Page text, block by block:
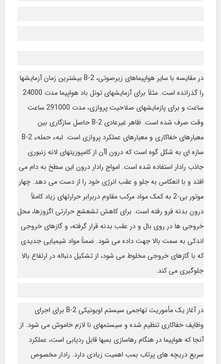
در مقایسه با سایر هواپیماهای زیرصوتی، B-2 بیشترین زمان آزمایشها
را گذرانده است. مثلاً برای آزمایشهای تونل باد هواپیما مدت 24000
ساعت و برای پازمایشهای صلاحیت پروازی، مدت 291000 ساعت
وقت صرف شده است. ظاهر غیرعادی B-2 حاصل سازگاری بین
معیارهای خفاکاری و معیارهای عملکرد پروازی است. لبهء حملهء B-2
سازه ای به شکل گوه است که درون |آن از کامپوزیتهای لانه زنبوری
جاذب رادار استفاده شده است. امواج رادار درون این سطخ به دام می
افتد و با انعکاس به جلو و عقب انرژی خود را از دست می دهد. چهار
موتور بی-2 به کمک مواد مرکب مقاوم دربرابر حرارتهای زیاد کاملاً
درون بدنه فرو رفته است. برای کاهش تشعشع حرارتی اگزوزها، محل
خروجی ها در روی بال و در عقب بدنه قرار گرفته، و گازهای خروجی
اندکی به سمت بالا جهت داده می شود. ضمناً مواد شیمیایی جدیدی
که با گازهای خروجی مخلوط می شود، از تشکیل دنباله در ارتفاع بالا
جلوگیری می کند.
در آغاز یک مأموریت تهاجمی سیستم اویونیکی B-2 برای اجرای
وظایف خفاکاری تنظیم شده و سیستمهای نا لازم خاموش می شود. از
آنجا که هواپیما در هنگام رهاسازی بمبها قابل ردیابی است، عملکرد
سریع دریچه های پرتاب بمب اهمیت زیادی دارد. رادار مخصوص